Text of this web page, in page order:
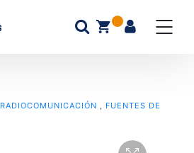
RADIOCOMUNICACIÓN , FUENTES DE